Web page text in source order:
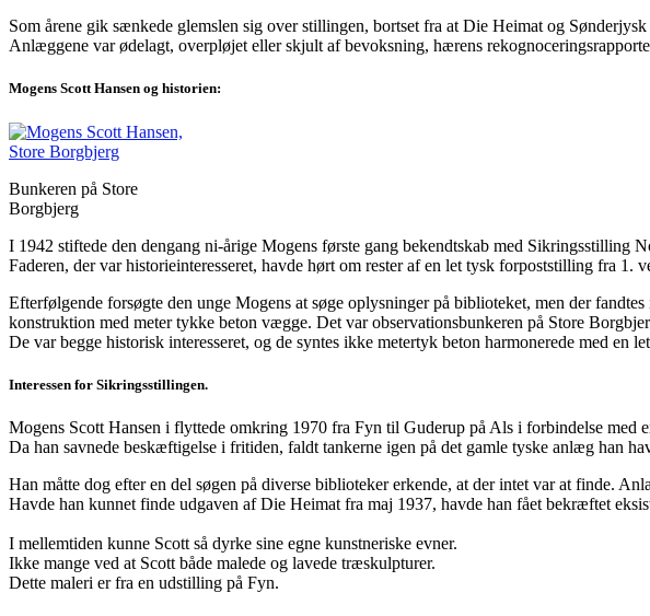
Som årene gik sænkede glemslen sig over stillingen, bortset fra at Die Heimat og
Anlæggene var ødelagt, overpløjet eller skjult af bevoksning, hærens
Mogens Scott Hansen og historien:
Bunkeren på Store
Borgbjerg
I 1942 stiftede den dengang ni-årige Mogens første gang bekendtskab med
Faderen, der var historieinteresseret, havde hørt om rester af en let tysk forpoststilling fra
Efterfølgende forsøgte den unge Mogens at søge oplysninger på biblioteket, men der
konstruktion med meter tykke beton vægge. Det var observationsbunkeren på Store
De var begge historisk interesseret, og de syntes ikke metertyk beton harmonerede med
Interessen for Sikringsstillingen.
Mogens Scott Hansen i flyttede omkring 1970 fra Fyn til Guderup på Als i forbindelse med
Da han savnede beskæftigelse i fritiden, faldt tankerne igen på det gamle tyske anlæg han
Han måtte dog efter en del søgen på diverse biblioteker erkende, at der intet var at finde.
Havde han kunnet finde udgaven af Die Heimat fra maj 1937, havde han fået bekræftet
I mellemtiden kunne Scott så dyrke sine egne kunstneriske evner.
Ikke mange ved at Scott både malede og lavede træskulpturer.
Dette maleri er fra en udstilling på Fyn.